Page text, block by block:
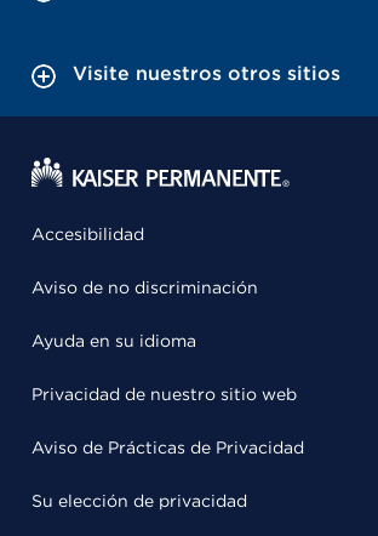
Visite nuestros otros sitios
Accesibilidad
Aviso de no discriminación
Ayuda en su idioma
Privacidad de nuestro sitio web
Aviso de Prácticas de Privacidad
Su elección de privacidad